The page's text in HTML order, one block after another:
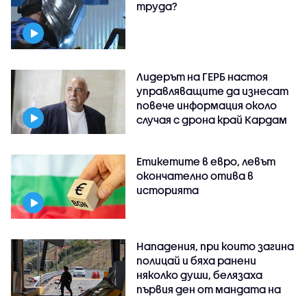
труда?
Лидерът на ГЕРБ настоя
управляващите да изнесат
повече информация около
случая с дрона край Кардам
Етикетите в евро, левът
окончателно отива в
историята
Нападения, при които загина
полицай и бяха ранени
няколко души, белязаха
първия ден от мандата на